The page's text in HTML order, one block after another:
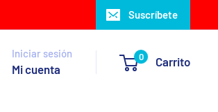
Suscríbete
Iniciar sesión
Mi cuenta
0 Carrito